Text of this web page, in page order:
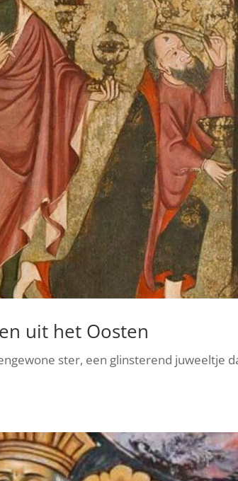
uit het Oosten
ster, een glinsterend juweeltje